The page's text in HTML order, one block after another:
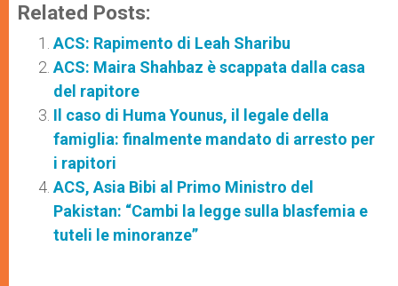
Related Posts:
ACS: Rapimento di Leah Sharibu
ACS: Maira Shahbaz è scappata dalla casa
del rapitore
Il caso di Huma Younus, il legale della
famiglia: finalmente mandato di arresto per
i rapitori
ACS, Asia Bibi al Primo Ministro del
Pakistan: “Cambi la legge sulla blasfemia e
tuteli le minoranze”